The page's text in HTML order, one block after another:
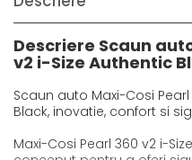
Descriere Scaun
v2 i-Size Authentic
Scaun auto Maxi-Cosi
Black, inovatie, confort si
Maxi-Cosi Pearl 360 v2 i-